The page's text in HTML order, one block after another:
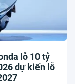
lỗ 10 tỷ
dự kiến lỗ